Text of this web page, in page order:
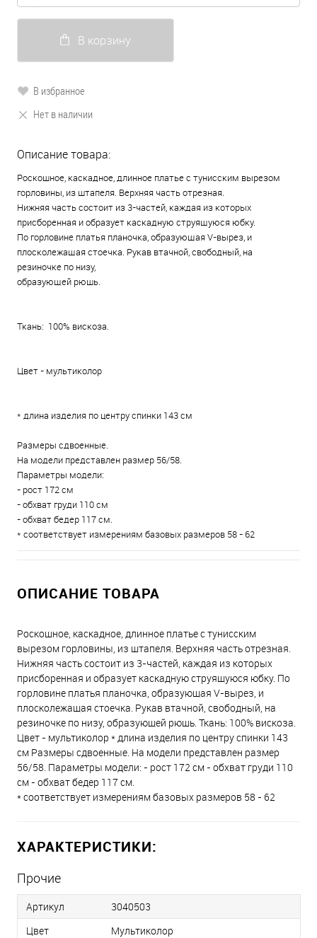
В корзину
В избранное
Нет в наличии
Описание товара:
Роскошное, каскадное, длинное платье с тунисским вырезом
горловины, из штапеля. Верхняя часть отрезная.
Нижняя часть состоит из 3-частей, каждая из которых
присборенная и образует каскадную струящуюся юбку.
По горловине платья планочка, образующая V-вырез, и
плосколежащая стоечка. Рукав втачной, свободный, на
резиночке по низу,
образующей рюшь.
Ткань: 100% вискоза.
Цвет - мультиколор
* длина изделия по центру спинки 143 см
Размеры сдвоенные.
На модели представлен размер 56/58.
Параметры модели:
- рост 172 см
- обхват груди 110 см
- обхват бедер 117 см.
* соответствует измерениям базовых размеров 58 - 62
ОПИСАНИЕ ТОВАРА
Роскошное, каскадное, длинное платье с тунисским
вырезом горловины, из штапеля. Верхняя часть отрезная.
Нижняя часть состоит из 3-частей, каждая из которых
присборенная и образует каскадную струящуюся юбку. По
горловине платья планочка, образующая V-вырез, и
плосколежащая стоечка. Рукав втачной, свободный, на
резиночке по низу, образующей рюшь. Ткань: 100% вискоза.
Цвет - мультиколор * длина изделия по центру спинки 143
см Размеры сдвоенные. На модели представлен размер
56/58. Параметры модели: - рост 172 см - обхват груди 110
см - обхват бедер 117 см.
* соответствует измерениям базовых размеров 58 - 62
ХАРАКТЕРИСТИКИ:
Прочие
Артикул
3040503
Цвет
Мультиколор